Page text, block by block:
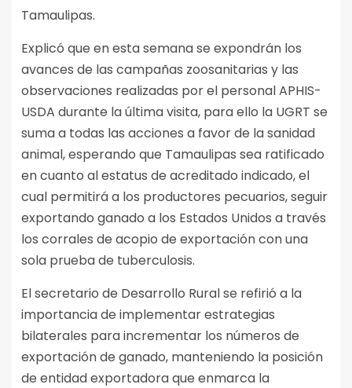
Tamaulipas.
Explicó que en esta semana se expondrán los
avances de las campañas zoosanitarias y las
observaciones realizadas por el personal APHIS-
USDA durante la última visita, para ello la UGRT se
suma a todas las acciones a favor de la sanidad
animal, esperando que Tamaulipas sea ratificado
en cuanto al estatus de acreditado indicado, el
cual permitirá a los productores pecuarios, seguir
exportando ganado a los Estados Unidos a través
los corrales de acopio de exportación con una
sola prueba de tuberculosis.
El secretario de Desarrollo Rural se refirió a la
importancia de implementar estrategias
bilaterales para incrementar los números de
exportación de ganado, manteniendo la posición
de entidad exportadora que enmarca la